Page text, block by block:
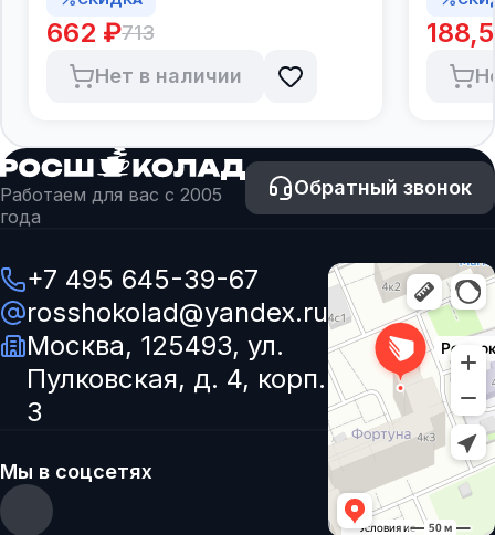
662 ₽713
Нет в наличии
Работаем для вас с 2005
года
Обратный звонок
+7 495 645-39-67
rosshokolad@yandex.ru
Москва, 125493, ул.
Пулковская, д. 4, корп.
3
Мы в соцсетях